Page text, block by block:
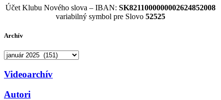
Účet Klubu Nového slova – IBAN: SK8211000000002624852008
variabilný symbol pre Slovo 52525
Archív
Archív
Videoarchív
Autori